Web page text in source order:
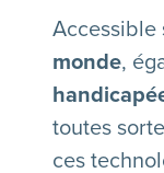
Accessible
monde,
toutes
ces